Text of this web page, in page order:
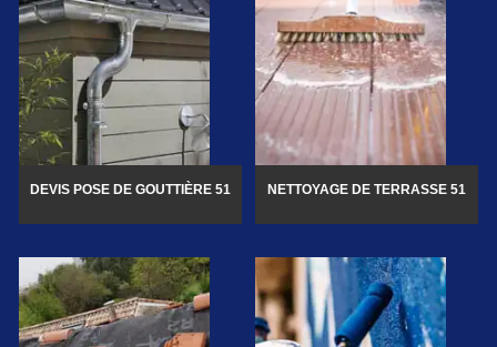
DEVIS POSE DE GOUTTIÈRE 51 NETTOYAGE DE TERRASSE 51